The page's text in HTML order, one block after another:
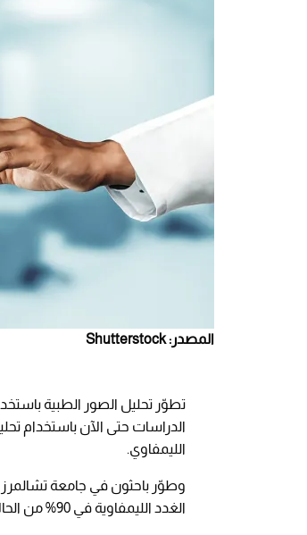
المصدر: Shutterstock
تطوّر تحليل الصور الطبية
الدراسات حتى الآن باستخدام
الليمفاوي.
وطوّر باحثون في جامعة تشالمرز
الغدد الليمفاوية في 90% من الحالات.